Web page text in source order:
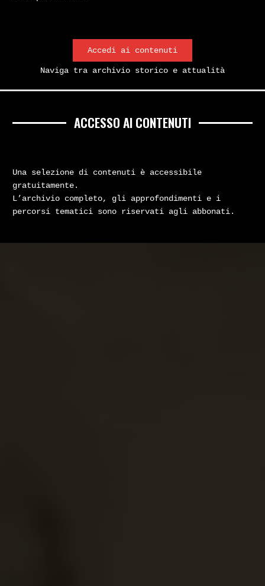
Accedi ai contenuti
Naviga tra archivio storico e attualità
ACCESSO AI CONTENUTI
Una selezione di contenuti è accessibile
gratuitamente.
L’archivio completo, gli approfondimenti e i
percorsi tematici sono riservati agli abbonati.